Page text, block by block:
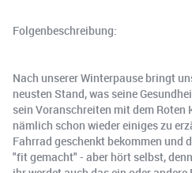
Folgenbeschreibung:
Nach unserer Winterpause bringt
neusten Stand, was seine
sein Voranschreiten mit dem Roten
nämlich schon wieder einiges zu
Fahrrad geschenkt bekommen und
"fit gemacht" - aber hört selbst,